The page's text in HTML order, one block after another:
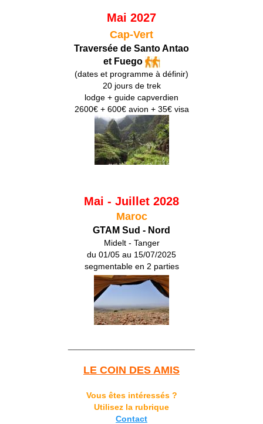
Mai 2027
Cap-Vert
Traversée de Santo Antao
et Fuego
(dates et programme à définir)
20 jours de trek
lodge + guide capverdien
2600€ + 600€ avion + 35€ visa
Mai - Juillet 2028
Maroc
GTAM Sud - Nord
Midelt - Tanger
du 01/05 au 15/07/2025
segmentable en 2 parties
LE COIN DES AMIS
Vous êtes intéressés ?
Utilisez la rubrique
Contact